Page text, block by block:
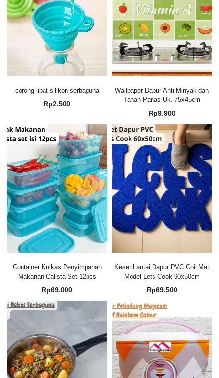
corong lipat silikon serbaguna
Rp2.500
Wallpaper Dapur Anti Minyak dan
Tahan Panas Uk. 75x45cm
Rp9.900
Container Kulkas Penyimpanan
Makanan Calista Set 12pcs
Rp69.000
Keset Lantai Dapur PVC Coil Mat
Model Lets Cook 60x50cm
Rp69.500